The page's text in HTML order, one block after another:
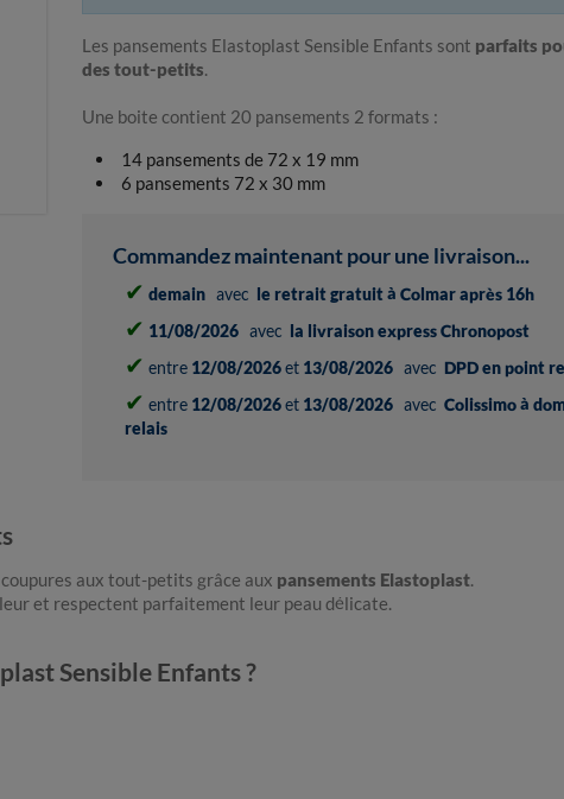
Les pansements Elastoplast Sensible Enfants sont parfaits
des tout-petits.
Une boite contient 20 pansements 2 formats :
14 pansements de 72 x 19 mm
6 pansements 72 x 30 mm
Commandez maintenant pour une livraison...
✔ demain avec le retrait gratuit à Colmar après 16h
✔ 11/08/2026 avec la livraison express Chronopost
✔ entre 12/08/2026et 13/08/2026 avec DPD en point
✔ entre 12/08/2026et 13/08/2026 avec Colissimo à
relais
aux tout-petits grâce aux pansements Elastoplast.
et respectent parfaitement leur peau délicate.
Sensible Enfants ?